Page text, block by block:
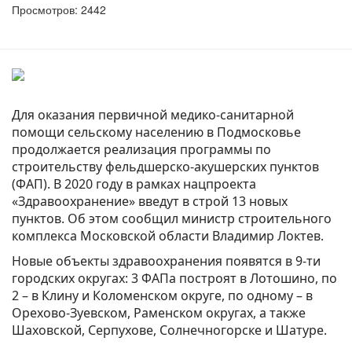
Просмотров: 2442
Для оказания первичной медико-санитарной
помощи сельскому населению в Подмосковье
продолжается реализация программы по
строительству фельдшерско-акушерских пунктов
(ФАП). В 2020 году в рамках нацпроекта
«Здравоохранение» введут в строй 13 новых
пунктов. Об этом сообщил министр строительного
комплекса Московской области Владимир Локтев.
Новые объекты здравоохранения появятся в 9-ти
городских округах: 3 ФАПа построят в Лотошино, по
2 – в Клину и Коломенском округе, по одному – в
Орехово-Зуевском, Раменском округах, а также
Шаховской, Серпухове, Солнечногорске и Шатуре.